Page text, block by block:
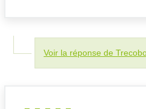
Voir la réponse de